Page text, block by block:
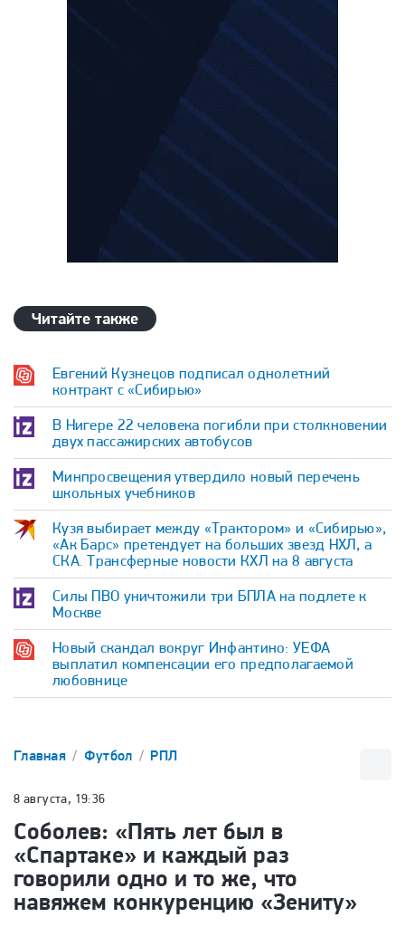
Читайте также
Евгений Кузнецов подписал однолетний
контракт с «Сибирью»
В Нигере 22 человека погибли при столкновении
двух пассажирских автобусов
Минпросвещения утвердило новый перечень
школьных учебников
Кузя выбирает между «Трактором» и «Сибирью»,
«Ак Барс» претендует на больших звезд НХЛ, а
СКА. Трансферные новости КХЛ на 8 августа
Силы ПВО уничтожили три БПЛА на подлете к
Москве
Новый скандал вокруг Инфантино: УЕФА
выплатил компенсации его предполагаемой
любовнице
Главная Футбол РПЛ
8 августа, 19:36
Соболев: «Пять лет был в
«Спартаке» и каждый раз
говорили одно и то же, что
навяжем конкуренцию «Зениту»